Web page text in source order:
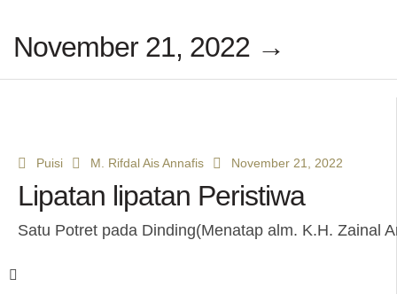
November 21, 2022 →
Puisi M. Rifdal Ais Annafis November 21, 2022
Lipatan lipatan Peristiwa
Satu Potret pada Dinding(Menatap alm. K.H. Zainal